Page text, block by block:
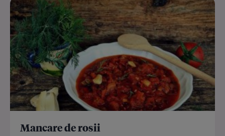
Mancare de rosii